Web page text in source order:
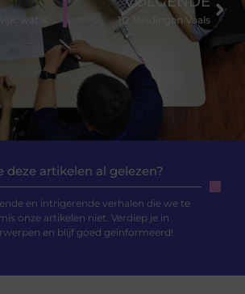
deze artikelen al gelezen?
en intrigerende verhalen die we te
onze artikelen niet. Verdiep je in
en blijf goed geïnformeerd!
112 Meldingen Vaals